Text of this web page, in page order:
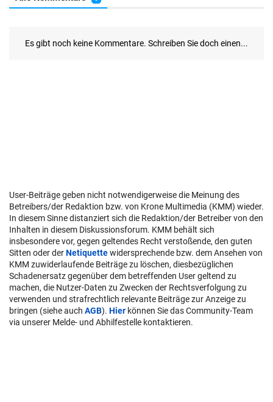
User-Beiträge geben nicht notwendigerweise die Meinung des
Betreibers/der Redaktion bzw. von Krone Multimedia (KMM) wieder.
In diesem Sinne distanziert sich die Redaktion/der Betreiber von den
Inhalten in diesem Diskussionsforum. KMM behält sich
insbesondere vor, gegen geltendes Recht verstoßende, den guten
Sitten oder derNetiquettewidersprechende bzw. dem Ansehen von
KMM zuwiderlaufende Beiträge zu löschen, diesbezüglichen
Schadenersatz gegenüber dem betreffenden User geltend zu
machen, die Nutzer-Daten zu Zwecken der Rechtsverfolgung zu
verwenden und strafrechtlich relevante Beiträge zur Anzeige zu
bringen (siehe auch AGB). Hier können Sie das Community-Team
via unserer Melde- und Abhilfestelle kontaktieren.